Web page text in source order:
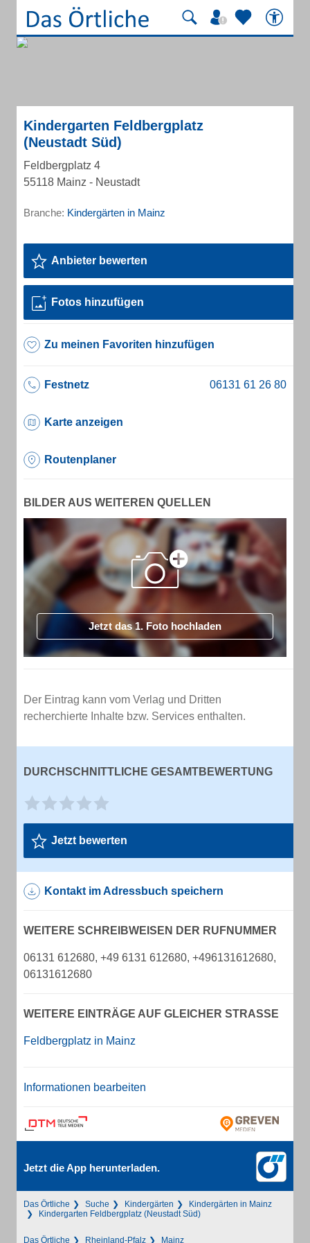
Kindergarten Feldbergplatz
(Neustadt Süd)
Feldbergplatz 4
55118 Mainz - Neustadt
Branche: Kindergärten in Mainz
Anbieter bewerten
Fotos hinzufügen
Zu meinen Favoriten hinzufügen
Festnetz
Karte anzeigen
Routenplaner
BILDER AUS WEITEREN QUELLEN
Jetzt das 1. Foto hochladen
Der Eintrag kann vom Verlag und Dritten
recherchierte Inhalte bzw. Services enthalten.
DURCHSCHNITTLICHE GESAMTBEWERTUNG
Jetzt bewerten
Kontakt im Adressbuch speichern
WEITERE SCHREIBWEISEN DER RUFNUMMER
06131 612680, +49 6131 612680, +496131612680,
06131612680
WEITERE EINTRÄGE AUF GLEICHER STRASSE
Feldbergplatz in Mainz
Informationen bearbeiten
Jetzt die App herunterladen.
Das Örtliche Suche Kindergärten
Kindergärten in Mainz
Kindergarten Feldbergplatz (Neustadt Süd)
Das Örtliche Rheinland-Pfalz Mainz